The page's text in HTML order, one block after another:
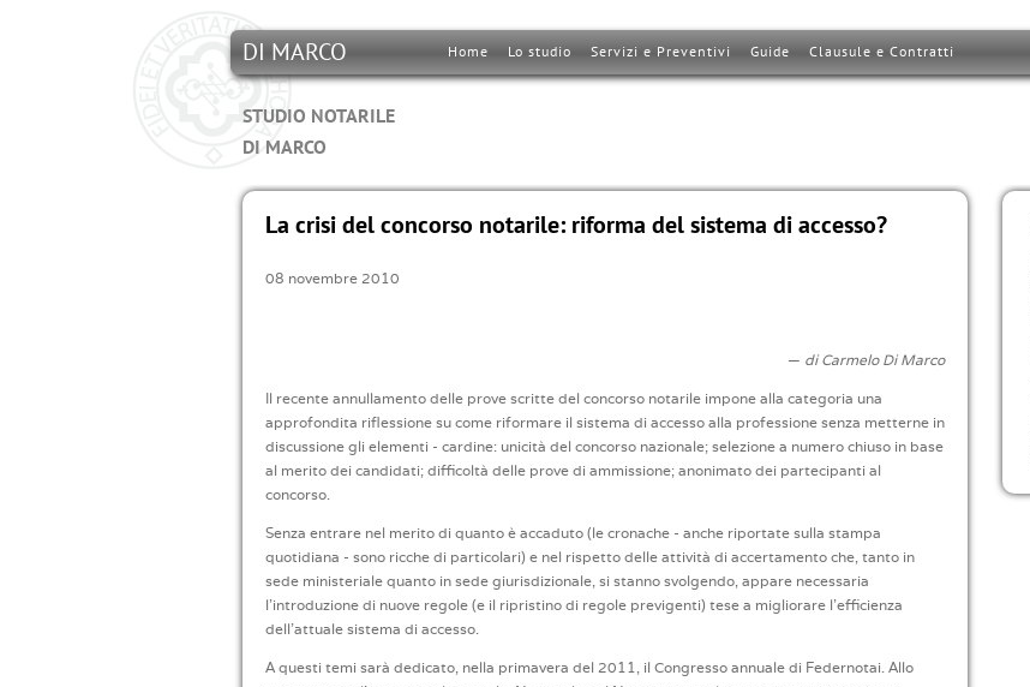
DI MARCO
STUDIO NOTARILE
DI MARCO
Home Lo studio Servizi e Preventivi Guide Clausule e Contratti
La crisi del concorso notarile: riforma del sistema di accesso?
08 novembre 2010
— di Carmelo Di Marco
Il recente annullamento delle prove scritte del concorso notarile impone alla categoria una
approfondita riflessione su come riformare il sistema di accesso alla professione senza metterne in
discussione gli elementi - cardine: unicità del concorso nazionale; selezione a numero chiuso in base
al merito dei candidati; difficoltà delle prove di ammissione; anonimato dei partecipanti al
concorso.
Senza entrare nel merito di quanto è accaduto (le cronache - anche riportate sulla stampa
quotidiana - sono ricche di particolari) e nel rispetto delle attività di accertamento che, tanto in
sede ministeriale quanto in sede giurisdizionale, si stanno svolgendo, appare necessaria
l'introduzione di nuove regole (e il ripristino di regole previgenti) tese a migliorare l'efficienza
dell'attuale sistema di accesso.
A questi temi sarà dedicato, nella primavera del 2011, il Congresso annuale di Federnotai. Allo